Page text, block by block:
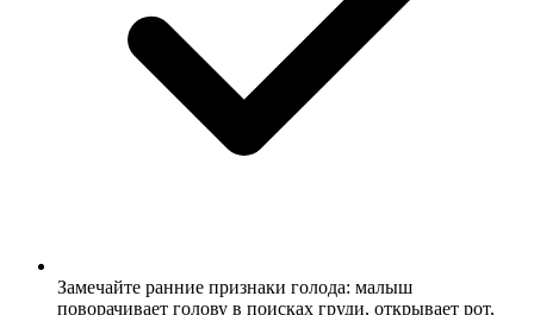
Замечайте ранние признаки голода: малыш
поворачивает голову в поисках груди, открывает рот,